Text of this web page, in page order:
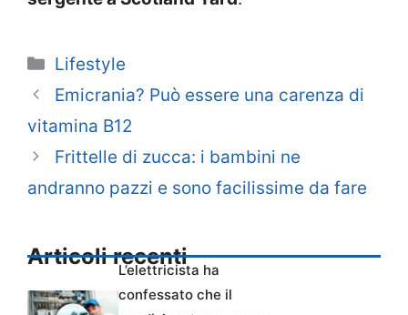
Categorie
Lifestyle
Emicrania? Può essere una carenza di
vitamina B12
Frittelle di zucca: i bambini ne
andranno pazzi e sono facilissime da fare
Articoli recenti
L’elettricista ha
confessato che il